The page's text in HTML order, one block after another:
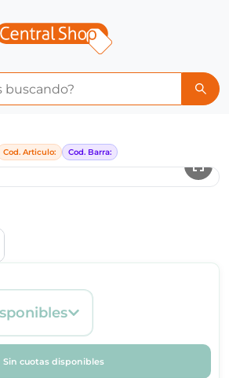
| Central
Cod. Articulo: Cod. Barra:
Sin cuotas disponibles